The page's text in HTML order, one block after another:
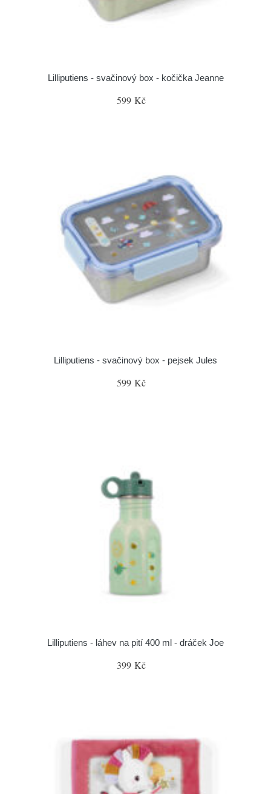
Lilliputiens - svačinový box - kočička Jeanne
599 Kč
Lilliputiens - svačinový box - pejsek Jules
599 Kč
Lilliputiens - láhev na pití 400 ml - dráček Joe
399 Kč